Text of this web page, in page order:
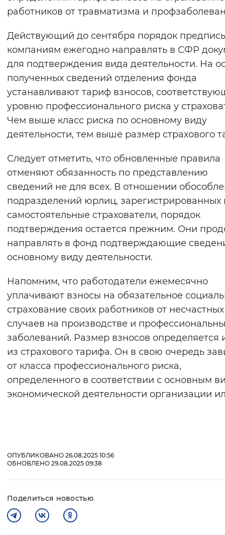
Воспроизвести Остановить
Вернуть стандартные настройки
работников от травматизма и
Действующий до сентября порядок
компаниям ежегодно направлять в СФР
для подтверждения вида деятельности. На
полученных сведений отделения фонда
устанавливают тариф взносов,
уровню профессионального риска у
Чем выше класс риска по основному виду
деятельности, тем выше размер страхового
Следует отметить, что обновленные правила
отменяют обязанность по представлению
сведений не для всех. В отношении
подразделений юрлиц, зарегистрированных
самостоятельные страхователи, порядок
подтверждения остается прежним. Они
направлять в фонд подтверждающие
основному виду деятельности.
Напомним, что работодатели ежемесячно
уплачивают взносы на обязательное
страхование своих работников от несчастных
случаев на производстве и
заболеваний. Размер взносов определяется
из страхового тарифа. Он в свою очередь
от класса профессионального риска,
определенного в соответствии с основным
экономической деятельности организации
ОПУБЛИКОВАНО 26.08.2025 10:56
ОБНОВЛЕНО 29.08.2025 09:38
Поделиться новостью